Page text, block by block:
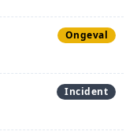
Ongeval
Incident